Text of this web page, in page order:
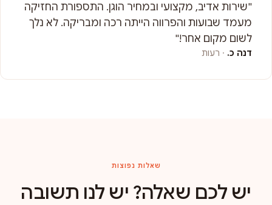
"שירות אדיב, מקצועי ובמחיר הוגן. התספורת החזיקה
מעמד שבועות והפרווה הייתה רכה ומבריקה. לא נלך
לשום מקום אחר!"
דנה כ. · רעות
שאלות נפוצות
יש לכם שאלה? יש לנו תשובה